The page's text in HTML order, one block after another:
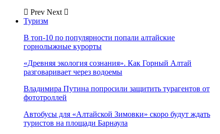
Prev Next
Туризм
В топ-10 по популярности попали алтайские
горнолыжные курорты
«Древняя экология сознания». Как Горный Алтай
разговаривает через водоемы
Владимира Путина попросили защитить турагентов от
фототроллей
Автобусы для «Алтайской Зимовки» скоро будут ждать
туристов на площади Барнаула